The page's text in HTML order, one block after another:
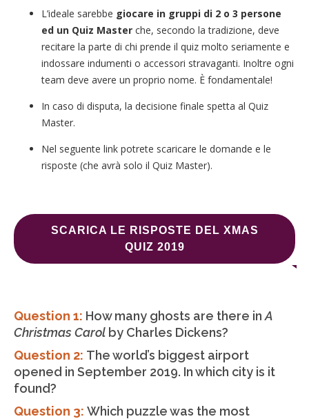
L’ideale sarebbe giocare in gruppi di 2 o 3 persone
ed un Quiz Master che, secondo la tradizione, deve
recitare la parte di chi prende il quiz molto seriamente e
indossare indumenti o accessori stravaganti. Inoltre ogni
team deve avere un proprio nome. È fondamentale!
In caso di disputa, la decisione finale spetta al Quiz
Master.
Nel seguente link potrete scaricare le domande e le
risposte (che avrà solo il Quiz Master).
SCARICA LE RISPOSTE DEL XMAS
QUIZ 2019
Question 1: How many ghosts are there in A
Christmas Carol by Charles Dickens?
Question 2: The world’s biggest airport
opened in September 2019. In which city is it
found?
Question 3: Which puzzle was the most